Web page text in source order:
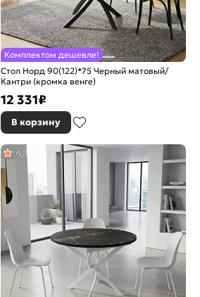
Комплектом дешевле!
Стол Норд 90(122)*75 Черный матовый/
Кантри (кромка венге)
12 331₽
В корзину
4,8